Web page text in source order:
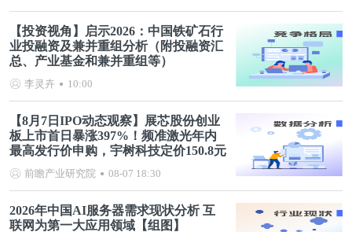
【投资视角】启示2026：中国铁矿石行
业投融资及兼并重组分析（附投融资汇
总、产业基金和兼并重组等）
李灵卉 10:00
【8月7日IPO动态观察】展芯股份创业
板上市首日暴涨397%！频准激光年内
最高发行价申购，宇树科技定价150.8元
前瞻产业研究院 08-07 18:30
2026年中国AI服务器需求现状分析 互
联网为第一大应用领域【组图】